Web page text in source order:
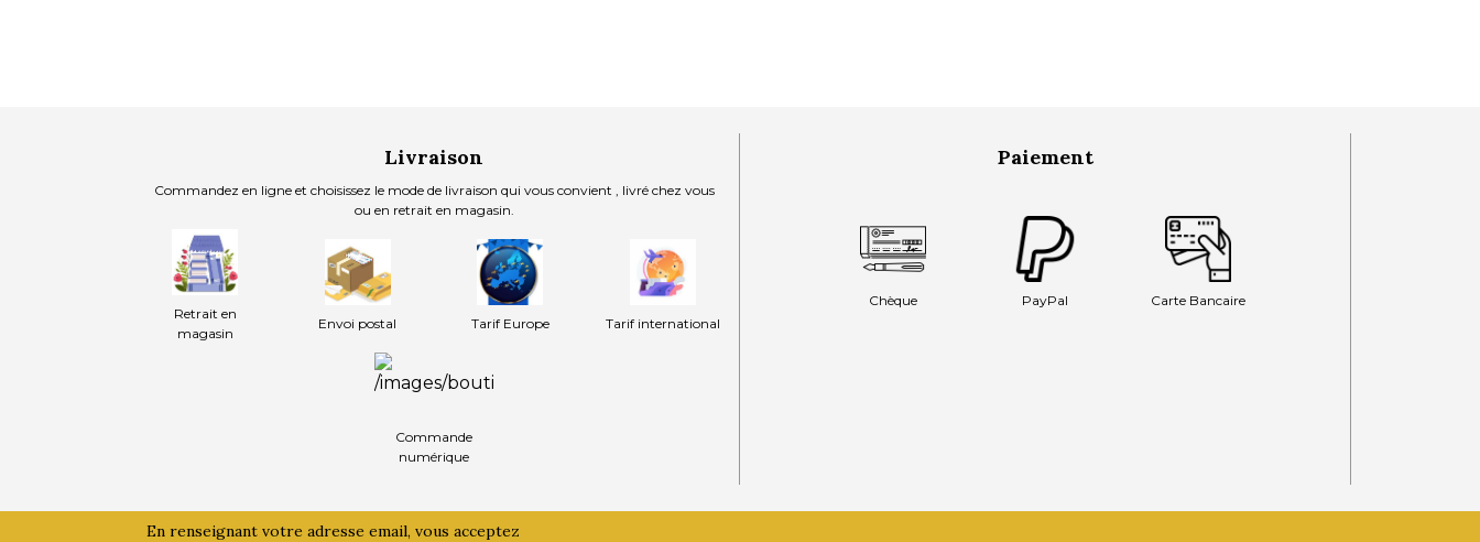
Livraison
Commandez en ligne et choisissez le mode de livraison qui vous convient , livré chez vous
ou en retrait en magasin.
Retrait en
magasin
Envoi postal Tarif Europe Tarif international
Commande
numérique
Paiement
Chèque PayPal Carte Bancaire
En renseignant votre adresse email, vous acceptez